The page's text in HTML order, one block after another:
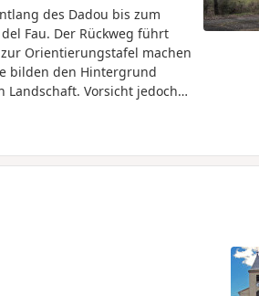
des Dadou bis zum
Fau. Der Rückweg führt
Orientierungstafel machen
bilden den Hintergrund
Vorsicht jedoch